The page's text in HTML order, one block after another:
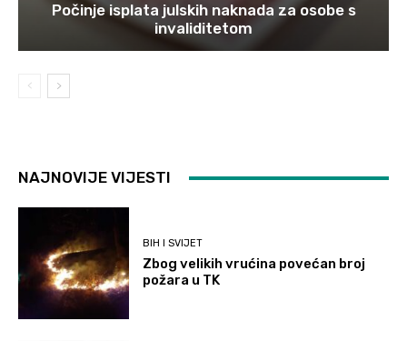
Počinje isplata julskih naknada za osobe s
invaliditetom
NAJNOVIJE VIJESTI
BIH I SVIJET
Zbog velikih vrućina povećan broj
požara u TK